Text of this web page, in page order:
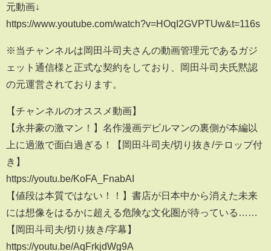
元動画↓
https://www.youtube.com/watch?v=HOqI2GVPTUw&t=116s
※当チャンネルは岡田斗司夫さんの動画管理元であるガジ
ェット通信様と正式な契約をしており、岡田斗司夫氏黙認
の元運営されております。
【チャンネルのオススメ動画】
【永井豪の激マン！】名作漫画デビルマンの裏側が本編以
上に過激で面白過ぎる！【岡田斗司夫/切り抜き/テロップ付
き】
https://youtu.be/KoFA_FnabAI
【値段は本質ではない！！】書店が日本中から消えた未来
には想像をはるかに超える危険な文化圏が待っている……
【岡田斗司夫/切り抜き/字幕】
https://youtu.be/AqFrkjdWg9A